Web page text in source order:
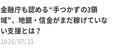
金融庁も認める“手つかずの3領
域”、地銀・信金がまだ稼げていな
い支援とは？
2026/07/31